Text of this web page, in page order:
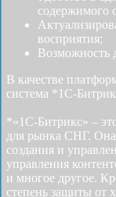
содержимого
восприятия;
Возможность
В качестве
система *1С-
*«1С-Битрикс» –
для рынка СНГ. Она
создания и
управления
и многое другое.
степень защиты от